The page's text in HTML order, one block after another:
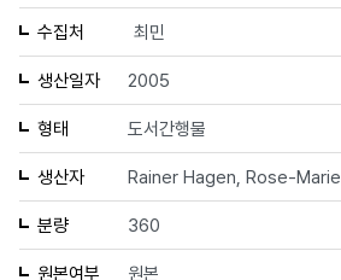
수집처 최민
생산일자 2005
형태 도서간행물
생산자 Rainer Hagen, Rose-Marie
분량 360
원본여부 원본